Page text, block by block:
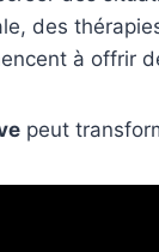
des
à offrir
peut